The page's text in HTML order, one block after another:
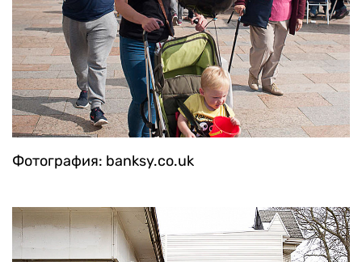
Фотография: banksy.co.uk